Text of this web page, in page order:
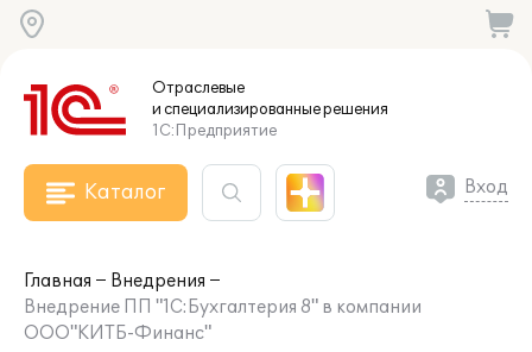
Отраслевые
и специализированныерешения
1С:Предприятие
Каталог Вход
Главная
Внедрения
Внедрение ПП "1С:Бухгалтерия 8" в компании
ООО"КИТБ-Финанс"